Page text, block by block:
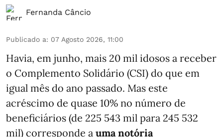
Fernanda Câncio
Publicado a: 07 Agosto 2026, 11:00
Havia, em junho, mais 20 mil idosos a receber
o Complemento Solidário (CSI) do que em
igual mês do ano passado. Mas este
acréscimo de quase 10% no número de
beneficiários (de 225 543 mil para 245 532
mil) corresponde a uma notória